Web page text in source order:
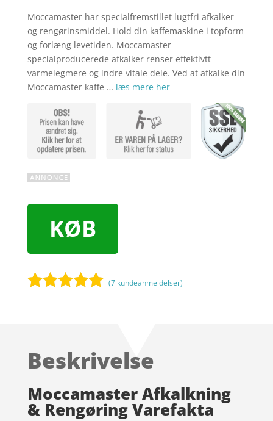
Moccamaster har specialfremstillet lugtfri afkalker
og rengørinsmiddel. Hold din kaffemaskine i topform
og forlæng levetiden. Moccamaster
specialproducerede afkalker renser effektivtt
varmelegmere og indre vitale dele. Ved at afkalke din
Moccamaster kaffe … læs mere her
KØB
kundebedøm
(7 kundeanmeldelser)
Beskrivelse
Moccamaster Afkalkning
& Rengøring Varefakta